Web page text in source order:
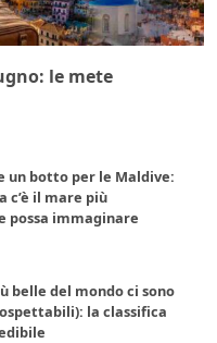
le mete
un botto per le Maldive:
c’è il mare più
possa immaginare
belle del mondo ci sono
la classifica